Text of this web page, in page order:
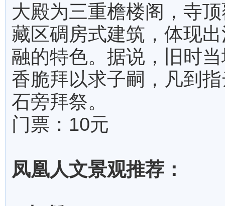
大殿为三重檐楼阁，寺
藏区碉房式建筑，体现
融的特色。据说，旧时
香脆拜以求子嗣，凡到
石旁拜祭。
门票：10元
凤凰人文景观推荐：